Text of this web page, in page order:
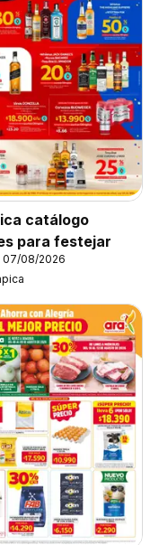
catálogo
para festejar
08/2026